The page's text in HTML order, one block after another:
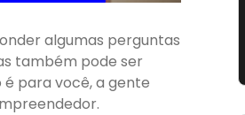
algumas perguntas
também pode ser
para você, a gente